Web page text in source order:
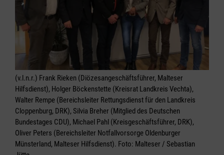
(v.l.n.r.) Frank Rieken (Diözesangeschäftsführer, Malteser
Hilfsdienst), Holger Böckenstette (Kreisrat Landkreis Vechta),
Walter Rempe (Bereichsleiter Rettungsdienst für den Landkreis
Cloppenburg, DRK), Silvia Breher (Mitglied des Deutschen
Bundestages CDU), Michael Pahl (Kreisgeschäftsführer, DRK),
Oliver Peters (Bereichsleiter Notfallvorsorge Oldenburger
Münsterland, Malteser Hilfsdienst). Foto: Malteser / Sebastian